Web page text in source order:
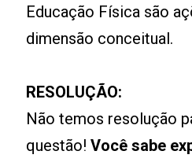
Educação Física são
dimensão conceitual.
RESOLUÇÃO:
Não temos resolução
questão!Você sabe